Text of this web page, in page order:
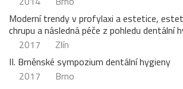
Moderní trendy v profylaxi a estetice,
chrupu a následná péče z pohledu dentální
2017
Zlín
II. Brněnské sympozium dentální hygieny
2017
Brno